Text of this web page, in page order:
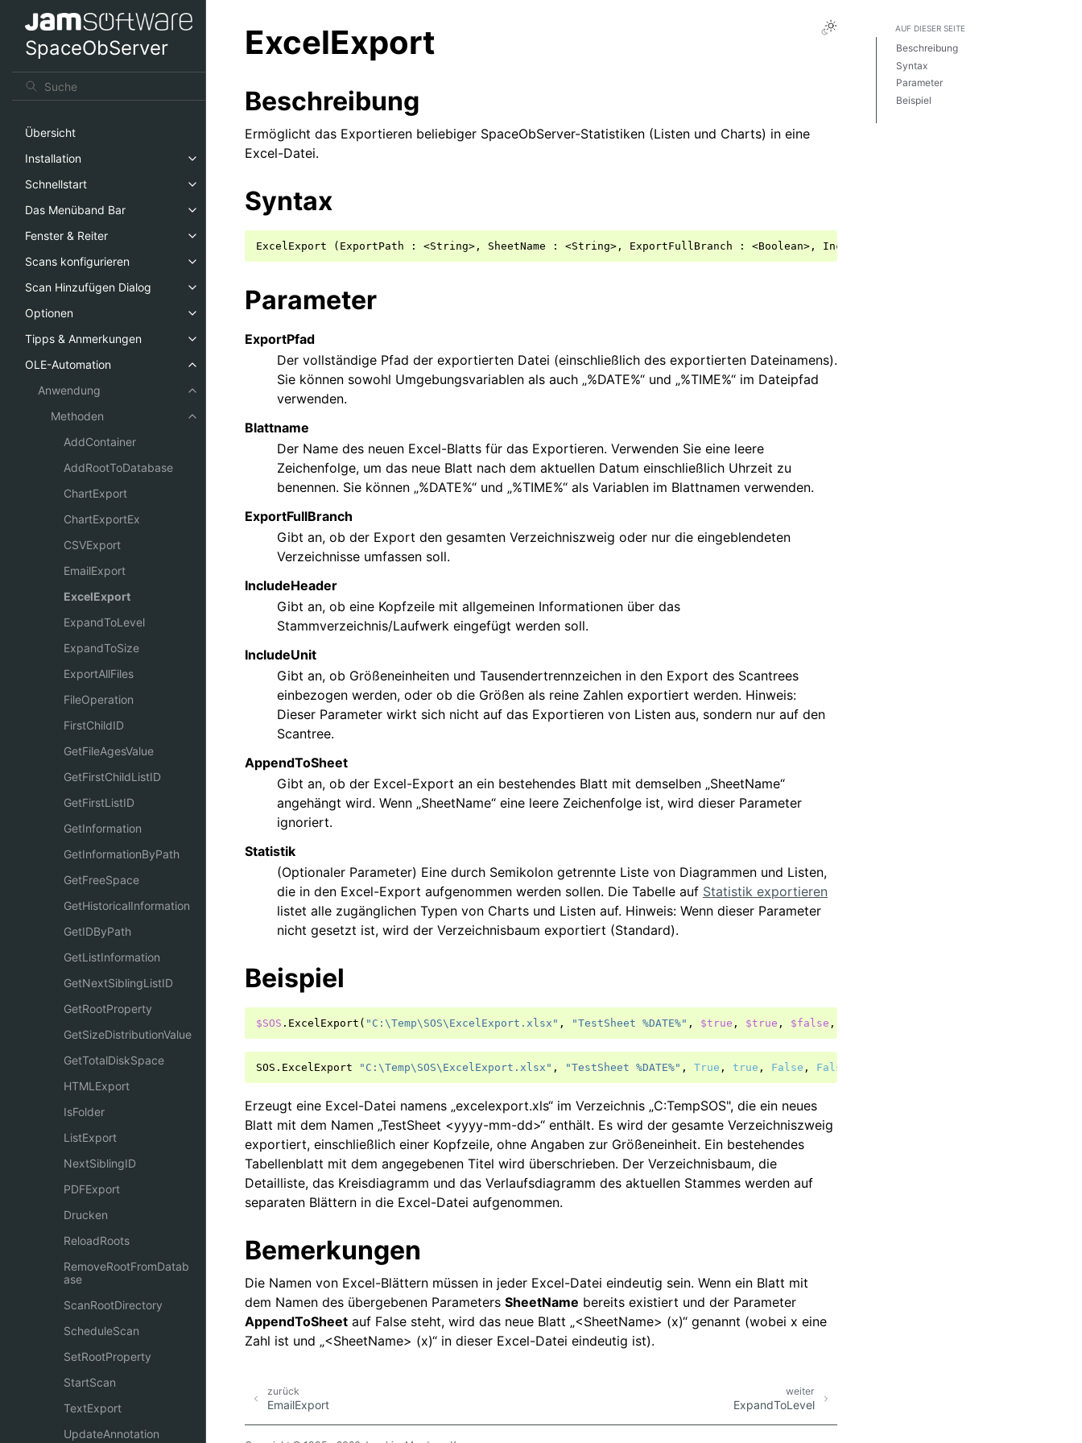
SpaceObServer
Übersicht
Installation
Schnellstart
Das Menüband Bar
Fenster & Reiter
Scans konfigurieren
Scan Hinzufügen Dialog
Optionen
Tipps & Anmerkungen
OLE-Automation
Anwendung
Methoden
AddContainer
AddRootToDatabase
ChartExport
ChartExportEx
CSVExport
EmailExport
ExcelExport
ExpandToLevel
ExpandToSize
ExportAllFiles
FileOperation
FirstChildID
GetFileAgesValue
GetFirstChildListID
GetFirstListID
GetInformation
GetInformationByPath
GetFreeSpace
GetHistoricalInformation
GetIDByPath
GetListInformation
GetNextSiblingListID
GetRootProperty
GetSizeDistributionValue
GetTotalDiskSpace
HTMLExport
IsFolder
ListExport
NextSiblingID
PDFExport
Drucken
ReloadRoots
RemoveRootFromDatab
ase
ScanRootDirectory
ScheduleScan
SetRootProperty
StartScan
TextExport
UpdateAnnotation
ExcelExport
Beschreibung
Ermöglicht das Exportieren beliebiger SpaceObServer-Statistiken (Listen und Charts) in eine
Excel-Datei.
Syntax
ExcelExport ( ExportPath : <String>, SheetName : <String>, ExportFullBranch : <Boolean>, IncludeHeader
Parameter
ExportPfad
Der vollständige Pfad der exportierten Datei (einschließlich des exportierten Dateinamens).
Sie können sowohl Umgebungsvariablen als auch „%DATE%“ und „%TIME%“ im Dateipfad
verwenden.
Blattname
Der Name des neuen Excel-Blatts für das Exportieren. Verwenden Sie eine leere
Zeichenfolge, um das neue Blatt nach dem aktuellen Datum einschließlich Uhrzeit zu
benennen. Sie können „%DATE%“ und „%TIME%“ als Variablen im Blattnamen verwenden.
ExportFullBranch
Gibt an, ob der Export den gesamten Verzeichniszweig oder nur die eingeblendeten
Verzeichnisse umfassen soll.
IncludeHeader
Gibt an, ob eine Kopfzeile mit allgemeinen Informationen über das
Stammverzeichnis/Laufwerk eingefügt werden soll.
IncludeUnit
Gibt an, ob Größeneinheiten und Tausendertrennzeichen in den Export des Scantrees
einbezogen werden, oder ob die Größen als reine Zahlen exportiert werden. Hinweis:
Dieser Parameter wirkt sich nicht auf das Exportieren von Listen aus, sondern nur auf den
Scantree.
AppendToSheet
Gibt an, ob der Excel-Export an ein bestehendes Blatt mit demselben „SheetName“
angehängt wird. Wenn „SheetName“ eine leere Zeichenfolge ist, wird dieser Parameter
ignoriert.
Statistik
(Optionaler Parameter) Eine durch Semikolon getrennte Liste von Diagrammen und Listen,
die in den Excel-Export aufgenommen werden sollen. Die Tabelle auf Statistik exportieren
listet alle zugänglichen Typen von Charts und Listen auf. Hinweis: Wenn dieser Parameter
nicht gesetzt ist, wird der Verzeichnisbaum exportiert (Standard).
Beispiel
$SOS . ExcelExport ( "C:\Temp\SOS\ExcelExport.xlsx" , "TestSheet %DATE%" , $true , $true , $false ,
SOS . ExcelExport "C:\Temp\SOS\ExcelExport.xlsx" , "TestSheet %DATE%" , True , true , False , False
Erzeugt eine Excel-Datei namens „excelexport.xls“ im Verzeichnis „C:TempSOS", die ein neues
Blatt mit dem Namen „TestSheet <yyyy-mm-dd>“ enthält. Es wird der gesamte Verzeichniszweig
exportiert, einschließlich einer Kopfzeile, ohne Angaben zur Größeneinheit. Ein bestehendes
Tabellenblatt mit dem angegebenen Titel wird überschrieben. Der Verzeichnisbaum, die
Detailliste, das Kreisdiagramm und das Verlaufsdiagramm des aktuellen Stammes werden auf
separaten Blättern in die Excel-Datei aufgenommen.
Bemerkungen
Die Namen von Excel-Blättern müssen in jeder Excel-Datei eindeutig sein. Wenn ein Blatt mit
dem Namen des übergebenen Parameters SheetName bereits existiert und der Parameter
AppendToSheet auf False steht, wird das neue Blatt „<SheetName> (x)“ genannt (wobei x eine
Zahl ist und „<SheetName> (x)“ in dieser Excel-Datei eindeutig ist).
weiter
ExpandToLevel
zurück
EmailExport
AUF DIESER SEITE
Beschreibung
Syntax
Parameter
Beispiel